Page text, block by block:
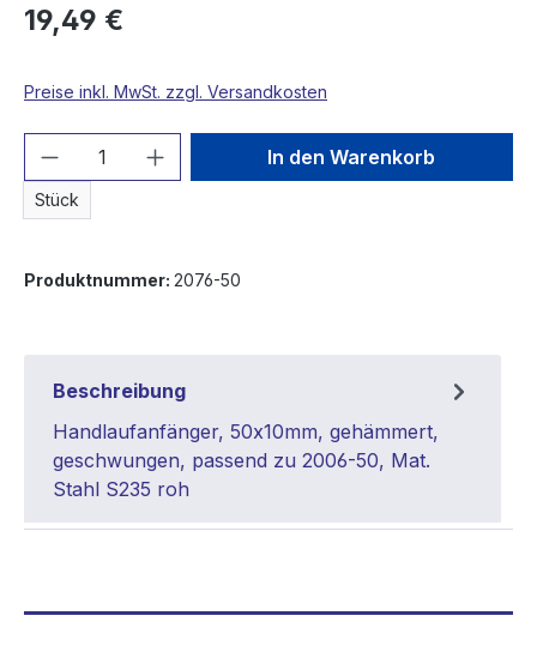
19,49 €
Preise inkl. MwSt. zzgl. Versandkosten
Produkt Anzahl: Gib den
Stück
In den Warenkorb
Produktnummer: 2076-50
Beschreibung
Handlaufanfänger, 50x10mm, gehämmert,
geschwungen, passend zu 2006-50, Mat.
Stahl S235 roh